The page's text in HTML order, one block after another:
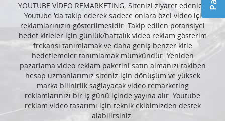
YOUTUBE VİDEO REMARKETING; Sitenizi ziyaret edenleri
Youtube 'da takip ederek sadece onlara özel video içi
reklamlarınızın gösterilmesidir. Takip edilen potansiyel
hedef kitleler için günlük/haftalık video reklam gösterim
frekansı tanımlamak ve daha geniş benzer kitle
hedeflemeler tanımlamak mümkündür. Yeniden
pazarlama video reklam paketini satın almanızı takiben
hesap uzmanlarımız siteniz için dönüşüm ve yüksek
marka bilinirlik sağlayacak video remarketing
reklamlarınızı bir iş günü içinde yayına alır. Youtube
reklam video tasarımı için teknik ekibimizden destek
alabilirsiniz.